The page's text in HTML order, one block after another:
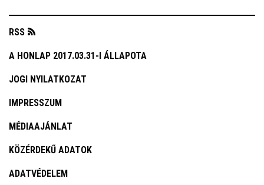
RSS
A HONLAP 2017.03.31-I ÁLLAPOTA
JOGI NYILATKOZAT
IMPRESSZUM
MÉDIAAJÁNLAT
KÖZÉRDEKŰ ADATOK
ADATVÉDELEM